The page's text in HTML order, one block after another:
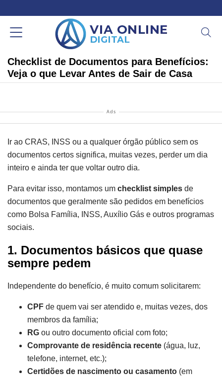
Checklist de Documentos para Benefícios:
Veja o que Levar Antes de Sair de Casa
Ads
Ir ao CRAS, INSS ou a qualquer órgão público sem os
documentos certos significa, muitas vezes, perder um dia
inteiro e ainda ter que voltar outro dia.
Para evitar isso, montamos um checklist simples de
documentos que geralmente são pedidos em benefícios
como Bolsa Família, INSS, Auxílio Gás e outros programas
sociais.
1. Documentos básicos que quase
sempre pedem
Independente do benefício, é muito comum solicitarem:
CPF de quem vai ser atendido e, muitas vezes, dos
membros da família;
RG ou outro documento oficial com foto;
Comprovante de residência recente (água, luz,
telefone, internet, etc.);
Certidões de nascimento ou casamento (em